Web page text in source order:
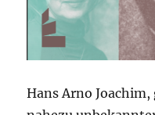
Hans Arno